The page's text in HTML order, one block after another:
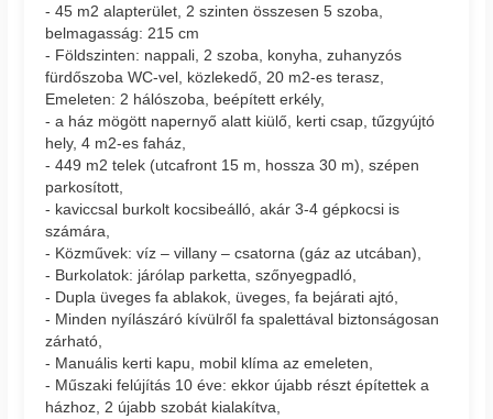
- 45 m2 alapterület, 2 szinten összesen 5 szoba,
belmagasság: 215 cm
- Földszinten: nappali, 2 szoba, konyha, zuhanyzós
fürdőszoba WC-vel, közlekedő, 20 m2-es terasz,
Emeleten: 2 hálószoba, beépített erkély,
- a ház mögött napernyő alatt kiülő, kerti csap, tűzgyújtó
hely, 4 m2-es faház,
- 449 m2 telek (utcafront 15 m, hossza 30 m), szépen
parkosított,
- kaviccsal burkolt kocsibeálló, akár 3-4 gépkocsi is
számára,
- Közművek: víz – villany – csatorna (gáz az utcában),
- Burkolatok: járólap parketta, szőnyegpadló,
- Dupla üveges fa ablakok, üveges, fa bejárati ajtó,
- Minden nyílászáró kívülről fa spalettával biztonságosan
zárható,
- Manuális kerti kapu, mobil klíma az emeleten,
- Műszaki felújítás 10 éve: ekkor újabb részt építettek a
házhoz, 2 újabb szobát kialakítva,